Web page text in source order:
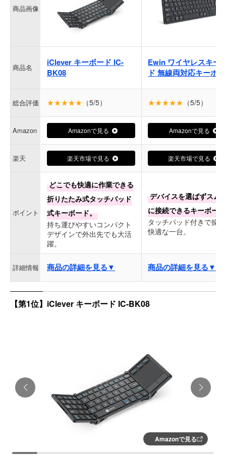
商品画像
商品名
iClever キーボード IC-
BK08
Ewin ワイヤレスキー
ド 無線両対応キーボ
総合評価 ★★★★★ （5/5） ★★★★★ （5/5）
Amazon Amazonで見る Amazonで見る
楽天 楽天市場で見る 楽天市場で見る
ポイント
どこでも快適に作業できる
折りたたみ式タッチパッド
式キーボード。
持ち運びやすいコンパクト
デザインで外出先でも大活
躍。
デバイスを選ばずスム
に接続できるキーボー
タッチパッド付きで操
快適な一台。
詳細情報 商品の詳細を見る▼ 商品の詳細を見る▼
【第1位】iClever キーボード IC-BK08
Amazonで見る